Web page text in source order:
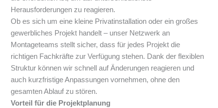
Herausforderungen zu reagieren.
Ob es sich um eine kleine Privatinstallation oder ein großes
gewerbliches Projekt handelt – unser Netzwerk an
Montageteams stellt sicher, dass für jedes Projekt die
richtigen Fachkräfte zur Verfügung stehen. Dank der flexiblen
Struktur können wir schnell auf Änderungen reagieren und
auch kurzfristige Anpassungen vornehmen, ohne den
gesamten Ablauf zu stören.
Vorteil für die Projektplanung